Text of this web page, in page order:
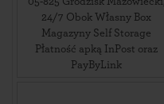
24/7 Obok Własny Box
Magazyny Self Storage
Płatność apką InPost oraz
PayByLink